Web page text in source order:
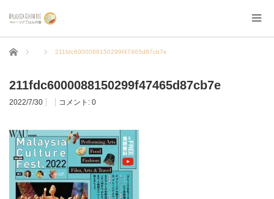
ホーム 211fdc6000088150299f47465d87cb7e
211fdc6000088150299f47465d87cb7e
2022/7/30 コメント: 0